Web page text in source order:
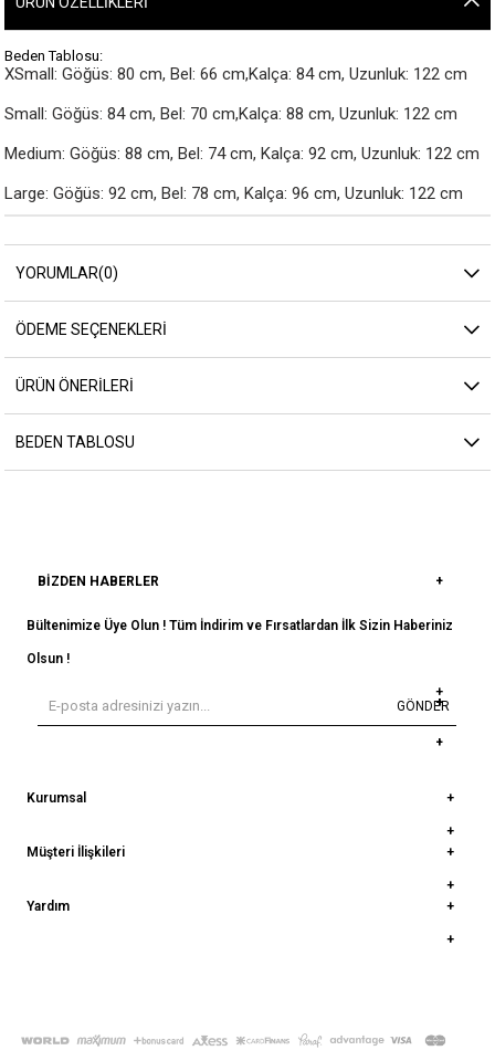
Beden Tablosu:
XSmall: Göğüs: 80 cm, Bel: 66 cm,Kalça: 84 cm, Uzunluk: 122 cm
Small: Göğüs: 84 cm, Bel: 70 cm,Kalça: 88 cm, Uzunluk: 122 cm
Medium: Göğüs: 88 cm, Bel: 74 cm, Kalça: 92 cm, Uzunluk: 122 cm
Large: Göğüs: 92 cm, Bel: 78 cm, Kalça: 96 cm, Uzunluk: 122 cm
YORUMLAR(0)
ÖDEME SEÇENEKLERI
ÜRÜN ÖNERILERI
BEDEN TABLOSU
BIZDEN HABERLER
Bültenimize Üye Olun ! Tüm İndirim ve Fırsatlardan İlk Sizin Haberiniz
Olsun !
GÖNDER
Kurumsal
Müşteri İlişkileri
Yardım